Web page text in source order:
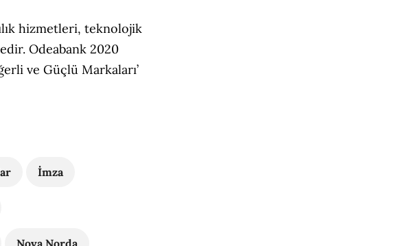
hizmetleri, teknolojik
Odeabank 2020
ve Güçlü Markaları’
İmza
Nova Norda